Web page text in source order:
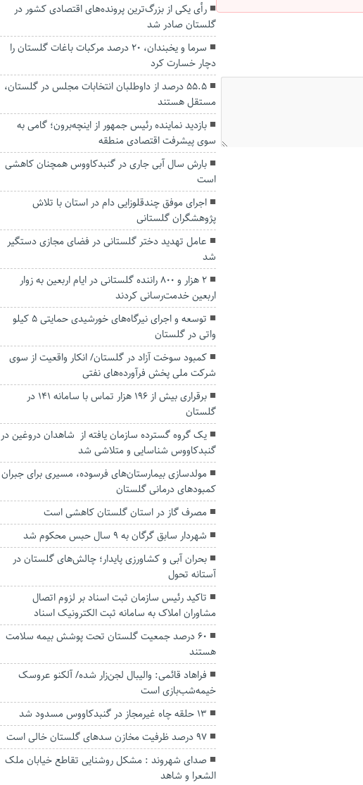
رأی یکی از بزرگ‌ترین پرونده‌های اقتصادی کشور در
گلستان صادر شد
سرما و یخبندان، ۲۰ درصد مرکبات باغات گلستان را
دچار خسارت کرد
۵۵.۵ درصد از داوطلبان انتخابات مجلس در گلستان،
مستقل هستند
بازدید نماینده رئیس جمهور از اینچه‌برون؛ گامی به
سوی پیشرفت اقتصادی منطقه
بارش‌ سال آبی جاری در گنبدکاووس همچنان کاهشی
است
اجرای موفق چندقلوزایی دام در استان با تلاش
پژوهشگران گلستانی
عامل تهدید دختر گلستانی در فضای مجازی دستگیر
شد
۲ هزار و ۸۰۰ راننده گلستانی در ایام اربعین به زوار
اربعین خدمت‌رسانی کردند
توسعه و اجرای نیرگاه‌های خورشیدی حمایتی ۵ کیلو
واتی در گلستان
کمبود سوخت آزاد در گلستان/ انکار واقعیت از سوی
شرکت ملی پخش فرآورده‌های نفتی
برقراری بیش از ۱۹۶ هزار تماس با سامانه ۱۴۱ در
گلستان
یک گروه گسترده سازمان یافته از شاهدان دروغین در
گنبدکاووس شناسایی و متلاشی شد
مولدسازی بیمارستان‌های فرسوده، مسیری برای جبران
کمبودهای درمانی گلستان
مصرف گاز در استان گلستان کاهشی است
شهردار سابق گرگان به ۹ سال حبس محکوم شد
بحران آبی و کشاورزی پایدار؛ چالش‌های گلستان در
آستانه تحول
تاکید رئیس سازمان ثبت اسناد بر لزوم اتصال
مشاوران املاک به سامانه ثبت الکترونیک اسناد
۶۰ درصد جمعیت گلستان تحت پوشش بیمه سلامت
هستند
فراهاد قائمی: والیبال لجن‌زار شده/ آلکنو عروسک
خیمه‌شب‌بازی است
۱۳ حلقه چاه غیرمجاز در گنبدکاووس مسدود شد
۹۷ درصد ظرفیت مخازن سدهای گلستان خالی است
صدای شهروند : مشکل روشنایی تقاطع خیابان ملک
الشعرا و شاهد